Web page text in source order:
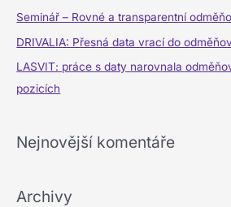
r
o
:
Seminář – Rovné a transparentní
DRIVALIA: Přesná data vrací do
LASVIT: práce s daty narovnala
pozicích
Nejnovější komentáře
Archivy